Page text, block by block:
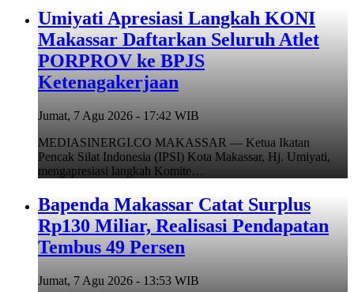
Umiyati Apresiasi Langkah KONI
Makassar Daftarkan Seluruh Atlet
PORPROV ke BPJS
Ketenagakerjaan
Jumat, 7 Agu 2026 - 17:42 WIB
MEDIASINERGI.CO MAKASSAR — Ketua Ikatan
Pencak Silat Indonesia (IPSI) Kota Makassar, Hj. Umiyati,
mengapresiasi langkah Komite…
Bapenda Makassar Catat Surplus
Rp130 Miliar, Realisasi Pendapatan
Tembus 49 Persen
Jumat, 7 Agu 2026 - 13:53 WIB